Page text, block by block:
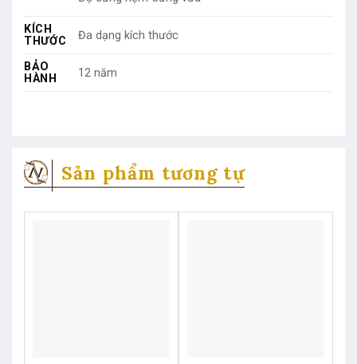
KÍCH
THƯỚC
Đa dạng kích thước
BẢO
HÀNH
12 năm
Sản phẩm tương tự